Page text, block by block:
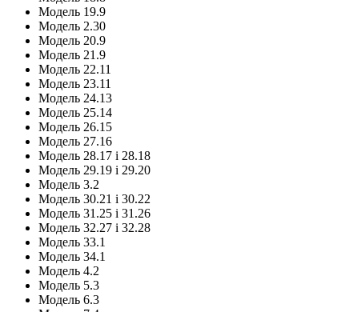
Модель 19.9
Модель 2.30
Модель 20.9
Модель 21.9
Модель 22.11
Модель 23.11
Модель 24.13
Модель 25.14
Модель 26.15
Модель 27.16
Модель 28.17 і 28.18
Модель 29.19 і 29.20
Модель 3.2
Модель 30.21 і 30.22
Модель 31.25 і 31.26
Модель 32.27 і 32.28
Модель 33.1
Модель 34.1
Модель 4.2
Модель 5.3
Модель 6.3